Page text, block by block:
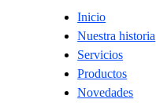
Inicio
Nuestra historia
Servicios
Productos
Novedades